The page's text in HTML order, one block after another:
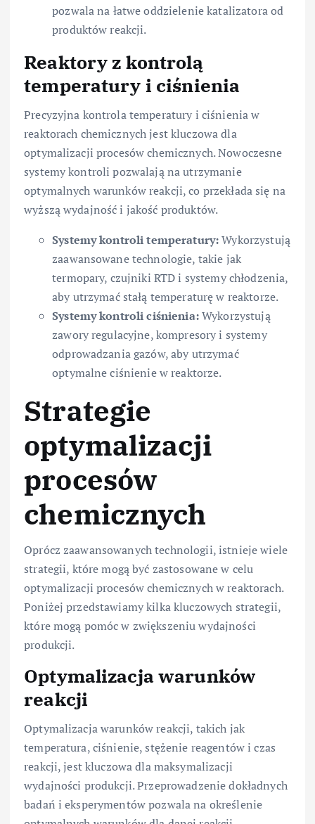
pozwala na łatwe oddzielenie katalizatora od
produktów reakcji.
Reaktory z kontrolą
temperatury i ciśnienia
Precyzyjna kontrola temperatury i ciśnienia w
reaktorach chemicznych jest kluczowa dla
optymalizacji procesów chemicznych. Nowoczesne
systemy kontroli pozwalają na utrzymanie
optymalnych warunków reakcji, co przekłada się na
wyższą wydajność i jakość produktów.
Systemy kontroli temperatury:Wykorzystują
zaawansowane technologie, takie jak
termopary, czujniki RTD i systemy chłodzenia,
aby utrzymać stałą temperaturę w reaktorze.
Systemy kontroli ciśnienia:Wykorzystują
zawory regulacyjne, kompresory i systemy
odprowadzania gazów, aby utrzymać
optymalne ciśnienie w reaktorze.
Strategie
optymalizacji
procesów
chemicznych
Oprócz zaawansowanych technologii, istnieje wiele
strategii, które mogą być zastosowane w celu
optymalizacji procesów chemicznych w reaktorach.
Poniżej przedstawiamy kilka kluczowych strategii,
które mogą pomóc w zwiększeniu wydajności
produkcji.
Optymalizacja warunków
reakcji
Optymalizacja warunków reakcji, takich jak
temperatura, ciśnienie, stężenie reagentów i czas
reakcji, jest kluczowa dla maksymalizacji
wydajności produkcji. Przeprowadzenie dokładnych
badań i eksperymentów pozwala na określenie